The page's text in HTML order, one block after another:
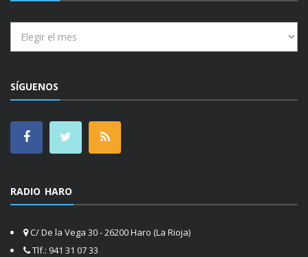
SÍGUENOS
RADIO HARO
C/ De la Vega 30 - 26200 Haro (La Rioja)
Tlf.: 941 31 07 33